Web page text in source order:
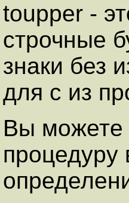
toupper -
строчные
знаки без
для c из
Вы можете
процедуру